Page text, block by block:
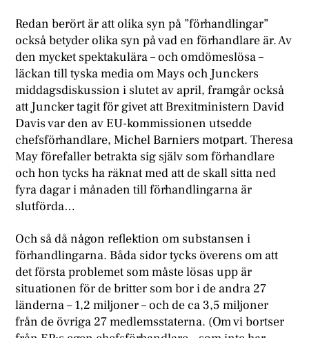
Redan berört är att olika syn på ”förhandlingar”
också betyder olika syn på vad en förhandlare är. Av
den mycket spektakulära – och omdömeslösa –
läckan till tyska media om Mays och Junckers
middagsdiskussion i slutet av april, framgår också
att Juncker tagit för givet att Brexitministern David
Davis var den av EU-kommissionen utsedde
chefsförhandlare, Michel Barniers motpart. Theresa
May förefaller betrakta sig själv som förhandlare
och hon tycks ha räknat med att de skall sitta ned
fyra dagar i månaden till förhandlingarna är
slutförda…
Och så då någon reflektion om substansen i
förhandlingarna. Båda sidor tycks överens om att
det första problemet som måste lösas upp är
situationen för de britter som bor i de andra 27
länderna – 1,2 miljoner – och de ca 3,5 miljoner
från de övriga 27 medlemsstaterna. (Om vi bortser